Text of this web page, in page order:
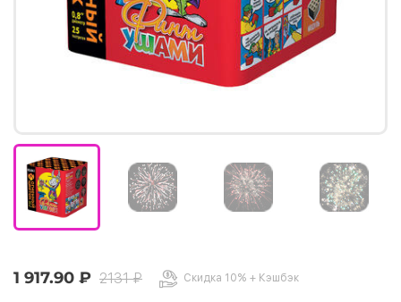
1 917.90 ₽ 2131 ₽ Скидка 10% + Кэшбэк